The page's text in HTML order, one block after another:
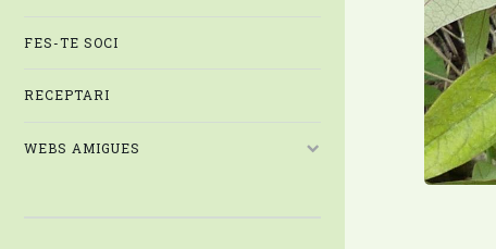
FES-TE SOCI
RECEPTARI
WEBS AMIGUES